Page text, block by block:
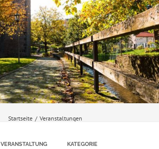
Startseite / Veranstaltungen
VERANSTALTUNG KATEGORIE